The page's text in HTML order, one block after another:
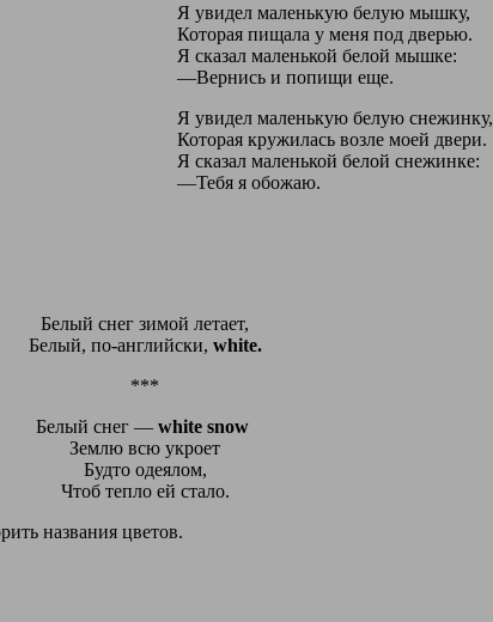
Я увидел маленькую белую мышку,
Которая пищала у меня под дверью.
Я сказал маленькой белой мышке:
―Вернись и попищи еще.
Я увидел маленькую белую снежинку,
Которая кружилась возле моей двери.
Я сказал маленькой белой снежинке:
―Тебя я обожаю.
Белый снег зимой летает,
Белый, по-английски, white.
***
Белый снег — white snow
Землю всю укроет
Будто одеялом,
Чтоб тепло ей стало.
названия цветов.